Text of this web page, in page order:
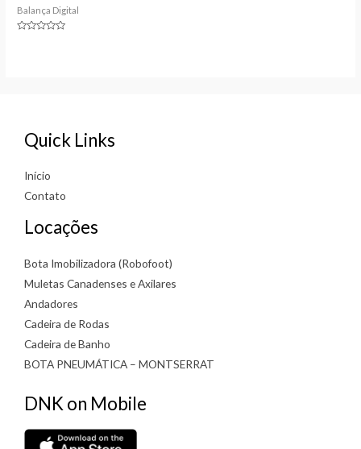
Balança Digital
Quick Links
Início
Contato
Locações
Bota Imobilizadora (Robofoot)
Muletas Canadenses e Axilares
Andadores
Cadeira de Rodas
Cadeira de Banho
BOTA PNEUMÁTICA – MONTSERRAT
DNK on Mobile